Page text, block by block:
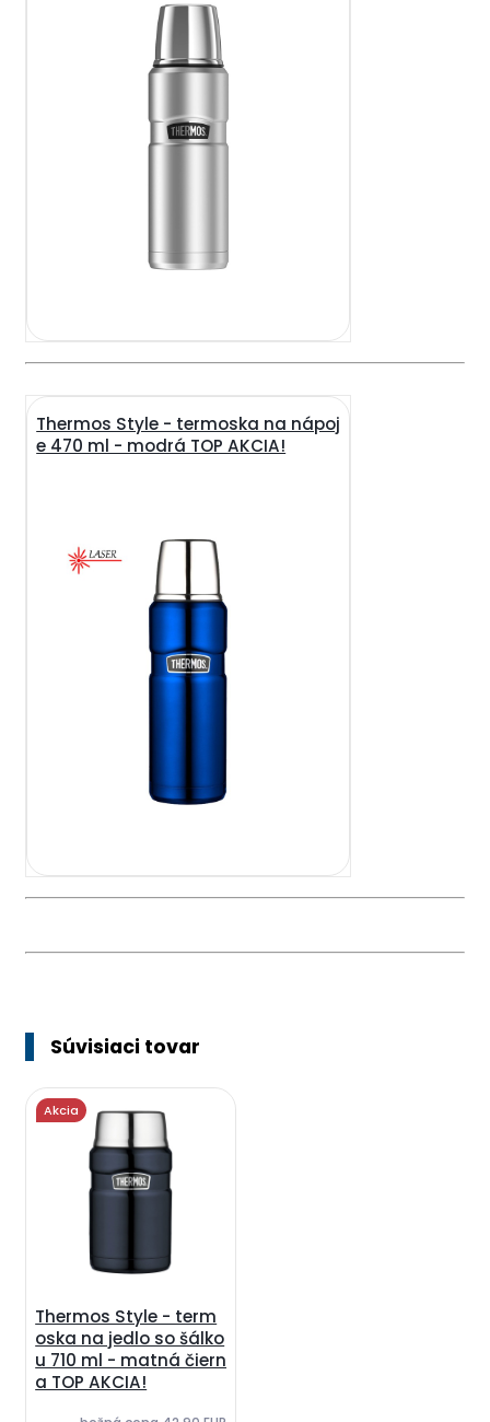
Thermos Style - termoska na nápoj
e 470 ml - modrá TOP AKCIA!
Súvisiaci tovar
Thermos Style - term
oska na jedlo so šálko
u 710 ml - matná čiern
a TOP AKCIA!
Akcia